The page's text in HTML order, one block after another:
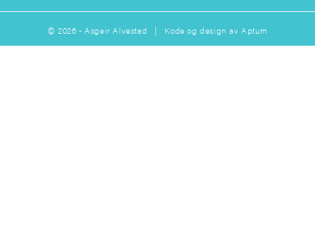
© 2026 - Asgeir Alvestad | Kode og design avAptum